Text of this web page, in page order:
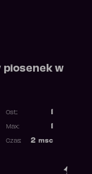
w
Ost.:
Max:
2 msc
Czas: